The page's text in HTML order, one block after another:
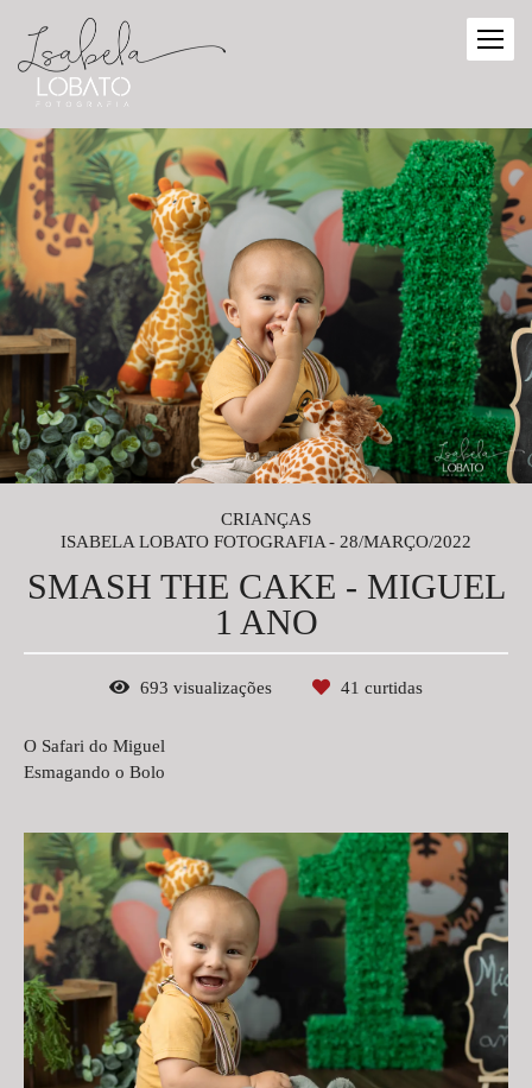
CRIANÇAS
ISABELA LOBATO FOTOGRAFIA
28/MARÇO/2022
SMASH THE CAKE - MIGUEL
1 ANO
693 visualizações 41 curtidas
O Safari do Miguel
Esmagando o Bolo